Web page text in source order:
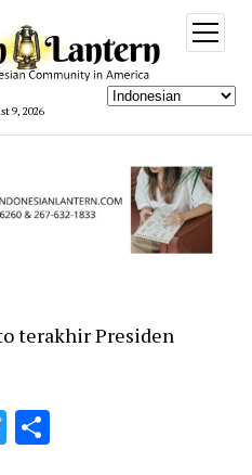
9, 2026
open
menu
terakhir Presiden
Twitter
Share